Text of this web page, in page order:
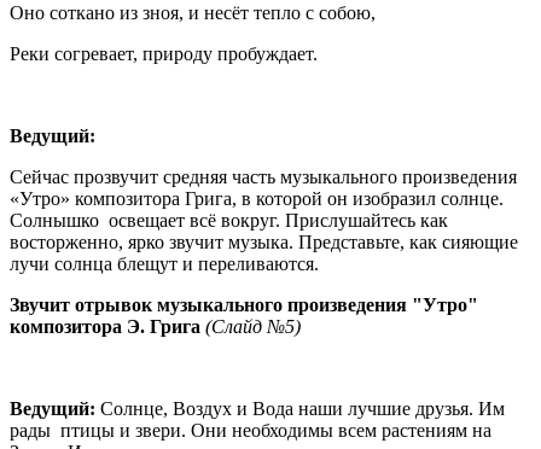
Оно соткано из зноя, и несёт тепло с собою,
Реки согревает, природу пробуждает.
Ведущий:
Сейчас прозвучит средняя часть музыкального произведения
«Утро» композитора Грига, в которой он изобразил солнце.
Солнышко освещает всё вокруг. Прислушайтесь как
восторженно, ярко звучит музыка. Представьте, как сияющие
лучи солнца блещут и переливаются.
Звучит отрывок музыкального произведения "Утро"
композитора Э. Грига (Слайд №5)
Ведущий: Солнце, Воздух и Вода наши лучшие друзья. Им
рады птицы и звери. Они необходимы всем растениям на